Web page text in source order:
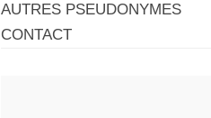
AUTRES PSEUDONYMES
CONTACT